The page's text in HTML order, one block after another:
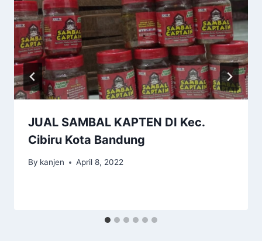
JUAL SAMBAL KAPTEN DI Kec.
Cibiru Kota Bandung
By kanjen April 8, 2022